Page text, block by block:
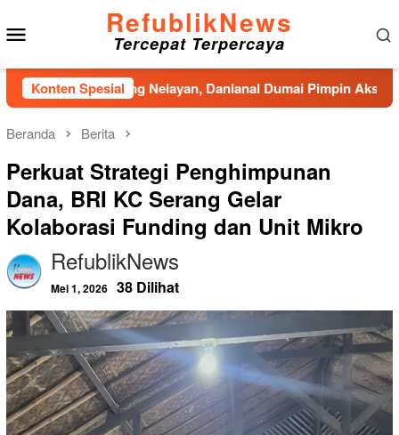
ke
konten
RefublikNews
Tercepat Terpercaya
Konten Spesial
Nelayan, Danlanal Dumai Pimpin Aksi Bakti Sosial
Beranda Berita
Perkuat Strategi Penghimpunan
Dana, BRI KC Serang Gelar
Kolaborasi Funding dan Unit Mikro
RefublikNews
Mei 1, 2026 38 Dilihat